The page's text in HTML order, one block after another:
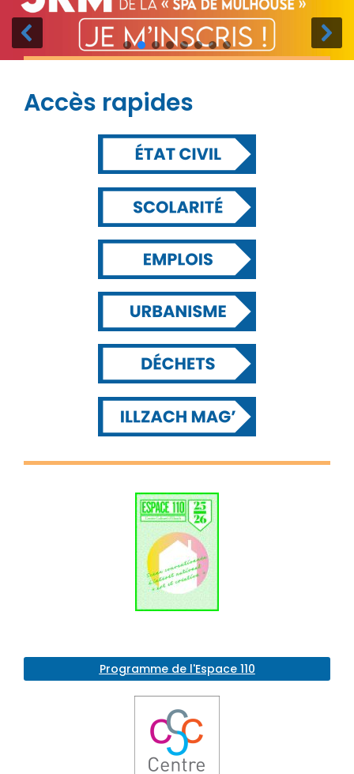
Accès rapides
Programme de l'Espace 110